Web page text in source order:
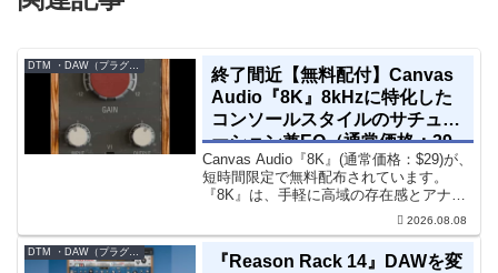
DTM ・DAW（プラグイン、シンセなど）のセール情報
終了間近【無料配付】Canvas
Audio『8K』8kHzに特化した
コンソールスタイルのサチュレ
ーション兼EQ（通常価格：29
ドル）
Canvas Audio『8K』(通常価格：$29)が、
短時間限定で無料配布されています。
『8K』は、手軽に高域の存在感とアナロ
グ的な質感をミックスに加えることがで
きる「8kHz」に特化したコンソールスタ
イルのサチュレーション兼EQです。8...
2026.08.08
DTM ・DAW（プラグイン、シンセなど）のセール情報
『Reason Rack 14』DAWを変